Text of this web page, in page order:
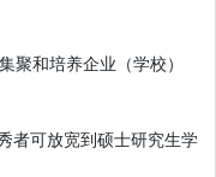
聚和培养企业（学校）
者可放宽到硕士研究生学